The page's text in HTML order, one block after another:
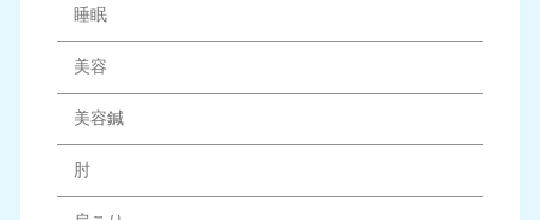
睡眠
美容
美容鍼
肘